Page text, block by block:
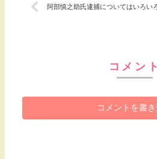
阿部慎之助氏逮捕についてはいろい
コメント
コメントを書